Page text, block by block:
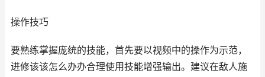
操作技巧
要熟练掌握庞统的技能，首先要以视频中的操作为示范，
进修该该怎么办办合理使用技能增强输出。建议在敌人施